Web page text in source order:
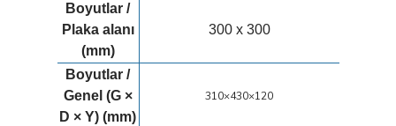
Boyutlar /
Plaka alanı
(mm)
300 x 300
Boyutlar /
Genel (G ×
D × Y) (mm)
310×430×120